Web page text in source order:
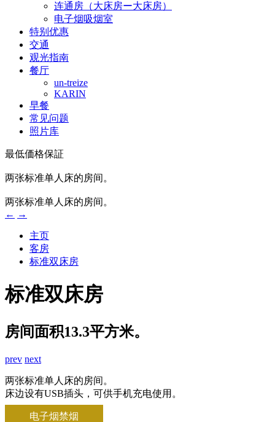
连通房（大床房ー大床房）
电子烟吸烟室
特别优惠
交通
观光指南
餐厅
un-treize
KARIN
早餐
常见问题
照片库
最低価格保証
两张标准单人床的房间。
两张标准单人床的房间。
← →
主页
客房
标准双床房
标准双床房
房间面积13.3平方米。
prev next
两张标准单人床的房间。
床边设有USB插头，可供手机充电使用。
电子烟禁烟